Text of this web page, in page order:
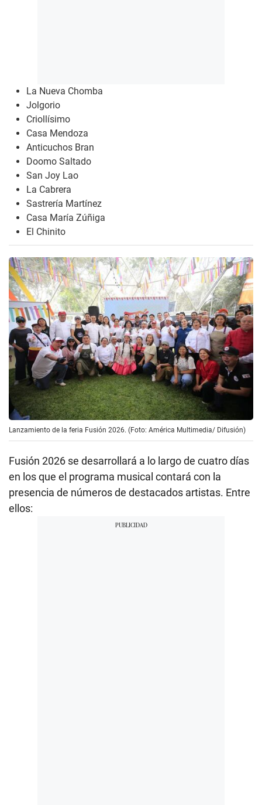
La Nueva Chomba
Jolgorio
Criollísimo
Casa Mendoza
Anticuchos Bran
Doomo Saltado
San Joy Lao
La Cabrera
Sastrería Martínez
Casa María Zúñiga
El Chinito
Lanzamiento de la feria Fusión 2026. (Foto: América Multimedia/ Difusión)
Fusión 2026 se desarrollará a lo largo de cuatro días
en los que el programa musical contará con la
presencia de números de destacados artistas. Entre
ellos: